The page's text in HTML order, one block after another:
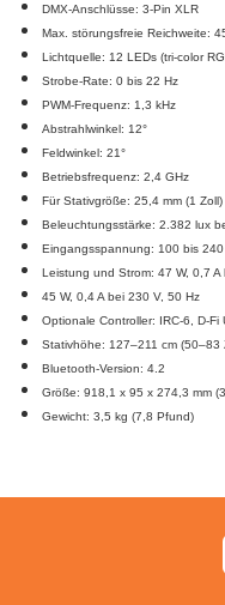
DMX-Anschlüsse: 3-Pin XLR
Max. störungsfreie Reichweite:
Lichtquelle: 12 LEDs (tri-color
Strobe-Rate: 0 bis 22 Hz
PWM-Frequenz: 1,3 kHz
Abstrahlwinkel: 12°
Feldwinkel: 21°
Betriebsfrequenz: 2,4 GHz
Für Stativgröße: 25,4 mm (1 Zoll)
Beleuchtungsstärke: 2.382 lux
Eingangsspannung: 100 bis
Leistung und Strom: 47 W, 0,7 A
45 W, 0,4 A bei 230 V, 50 Hz
Optionale Controller: IRC-6, D-Fi
Stativhöhe: 127–211 cm (50–83
Bluetooth-Version: 4.2
Größe: 918,1 x 95 x 274,3 mm
Gewicht: 3,5 kg (7,8 Pfund)